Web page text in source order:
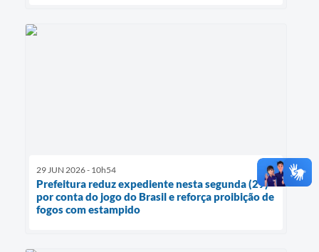
29 JUN 2026 - 10h54
Prefeitura reduz expediente nesta segunda (29)
por conta do jogo do Brasil e reforça proibição de
fogos com estampido